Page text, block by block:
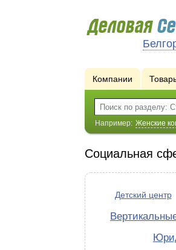
Компании
Например: Женские
Социальная
Детский центр